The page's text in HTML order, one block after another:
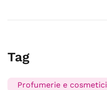
Tag
Profumerie e cosmetici